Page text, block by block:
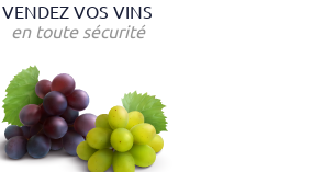
VENDEZ VOS VINS
en toute sécurité